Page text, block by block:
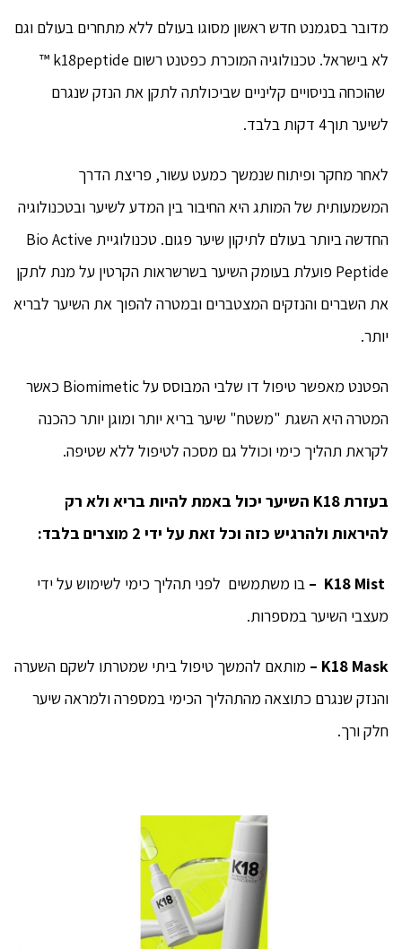
מדובר בסגמנט חדש ראשון מסוגו בעולם ללא מתחרים בעולם וגם
לא בישראל. טכנולוגיה המוכרת כפטנט רשום k18peptide ™
שהוכחה בניסויים קליניים שביכולתה לתקן את הנזק שנגרם
לשיער תוך4 דקות בלבד.
לאחר מחקר ופיתוח שנמשך כמעט עשור, פריצת הדרך
המשמעותית של המותג היא החיבור בין המדע לשיער ובטכנולוגיה
החדשה ביותר בעולם לתיקון שיער פגום. טכנולוגיית Bio Active
Peptide פועלת בעומק השיער בשרשראות הקרטין על מנת לתקן
את השברים והנזקים המצטברים ובמטרה להפוך את השיער לבריא
יותר.
הפטנט מאפשר טיפול דו שלבי המבוסס על Biomimetic כאשר
המטרה היא השגת "משטח" שיער בריא יותר ומוגן יותר כהכנה
לקראת תהליך כימי וכולל גם מסכה לטיפול ללא שטיפה.
בעזרת K18 השיער יכול באמת להיות בריא ולא רק
להיראות ולהרגיש כזה וכל זאת על ידי 2 מוצרים בלבד:
בו משתמשים לפני תהליך כימי לשימוש על ידי
מעצבי השיער במספרות.
K18 Mask –
מותאם להמשך טיפול ביתי שמטרתו לשקם השערה
והנזק שנגרם כתוצאה מהתהליך הכימי במספרה ולמראה שיער
חלק ורך.